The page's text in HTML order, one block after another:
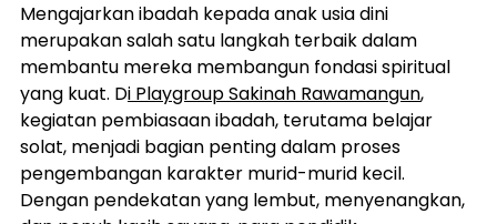
Mengajarkan ibadah kepada anak usia dini
merupakan salah satu langkah terbaik dalam
membantu mereka membangun fondasi spiritual
yang kuat. Di Playgroup Sakinah Rawamangun,
kegiatan pembiasaan ibadah, terutama belajar
solat, menjadi bagian penting dalam proses
pengembangan karakter murid-murid kecil.
Dengan pendekatan yang lembut, menyenangkan,